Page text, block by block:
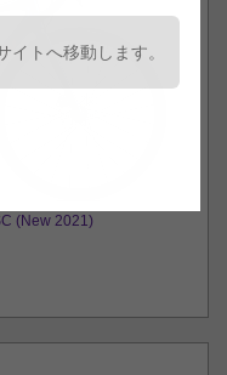
(New 2021)
トへ移動します。